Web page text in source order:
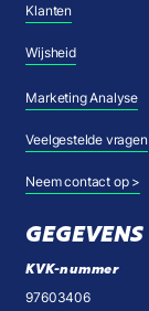
Klanten
Wijsheid
Marketing Analyse
Veelgestelde vragen
Neem contact op >
GEGEVENS
KVK-nummer
97603406